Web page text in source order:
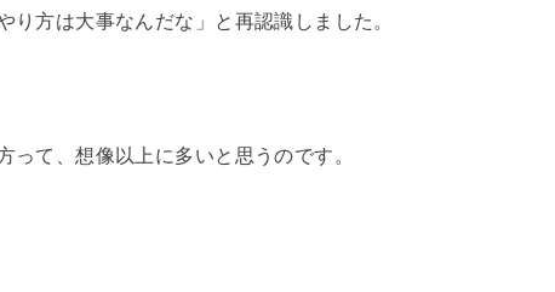
り方は大事なんだな」と再認識しました。
て、想像以上に多いと思うのです。